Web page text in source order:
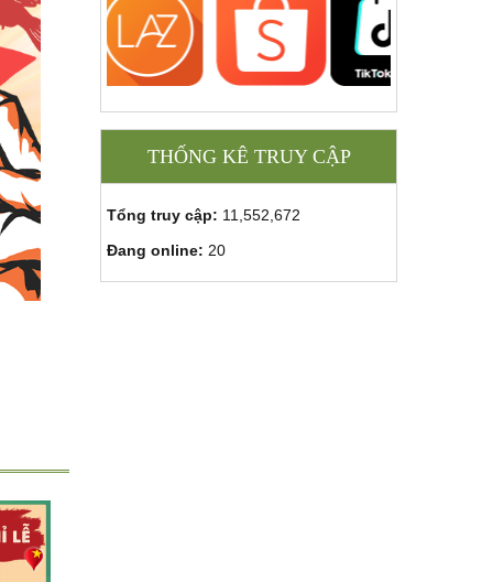
THỐNG KÊ TRUY CẬP
Tổng truy cập: 11,552,672
Đang online: 20